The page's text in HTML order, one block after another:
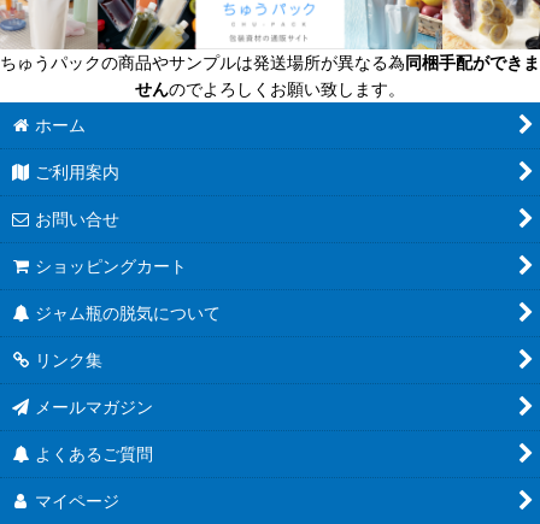
ちゅうパックの商品やサンプルは発送場所が異なる為同梱手配ができま
せんのでよろしくお願い致します。
ホーム
ご利用案内
お問い合せ
ショッピングカート
ジャム瓶の脱気について
リンク集
メールマガジン
よくあるご質問
マイページ